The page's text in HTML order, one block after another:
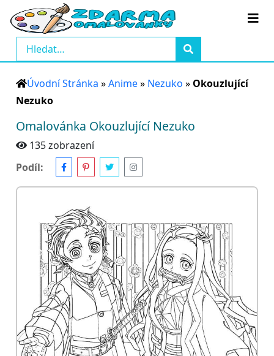
Úvodní Stránka »Anime» Nezuko » Okouzlující
Nezuko
Omalovánka Okouzlující Nezuko
135 zobrazení
Podíl: